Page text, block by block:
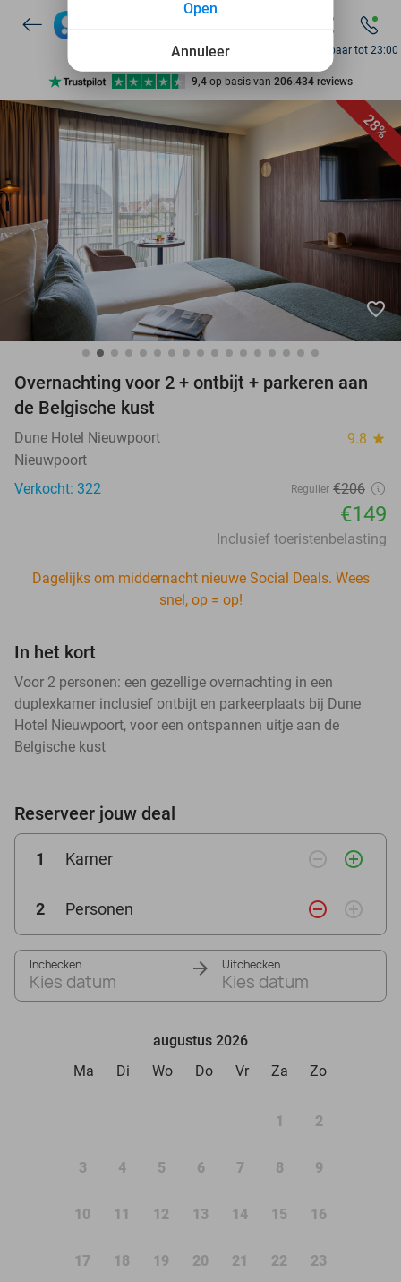
9,4 op basis van206.434 reviews
7 dagen per week beschikbaar
10+ miljoen leden
Bereikbaar tot 23:00
28%
favorite_border
Overnachting voor 2 + ontbijt + parkeren aan
de Belgische kust
Dune Hotel Nieuwpoort 9.8 star
Nieuwpoort
Verkocht: 322
Regulier €206
€149
Inclusief toeristenbelasting
Dagelijks om middernacht nieuwe Social Deals. Wees
snel, op = op!
In het kort
Voor 2 personen: een gezellige overnachting in een
duplexkamer inclusief ontbijt en parkeerplaats bij Dune
Hotel Nieuwpoort, voor een ontspannen uitje aan de
Belgische kust
Reserveer jouw deal
1 Kamer remove_circle_outline add_circle_outline
2 Personen remove_circle_outline add_circle_outline
Inchecken
Kies datum
Uitchecken
Kies datum
augustus 2026
Ma
Di Wo Do Vr Za Zo
1 2
3 4 5 6 7 8 9
10 11 12 13 14 15 16
17 18 19 20 21 22 23
Annuleer
Open